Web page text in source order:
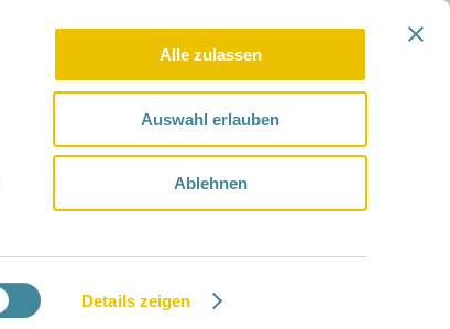
Details zeigen
Alle zulassen
Auswahl erlauben
Ablehnen